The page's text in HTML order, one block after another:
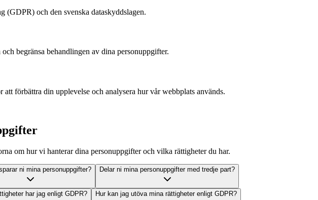
och den svenska dataskyddslagen.
begränsa behandlingen av dina personuppgifter.
förbättra din upplevelse och analysera hur vår webbplats används.
om hur vi hanterar dina personuppgifter och vilka rättigheter du har.
ni mina personuppgifter? Delar ni mina personuppgifter med tredje part?
har jag enligt GDPR? Hur kan jag utöva mina rättigheter enligt GDPR?